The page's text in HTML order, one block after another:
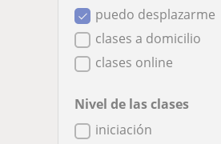
puedo desplazarme
clases a domicilio
clases online
Nivel de las clases
iniciación